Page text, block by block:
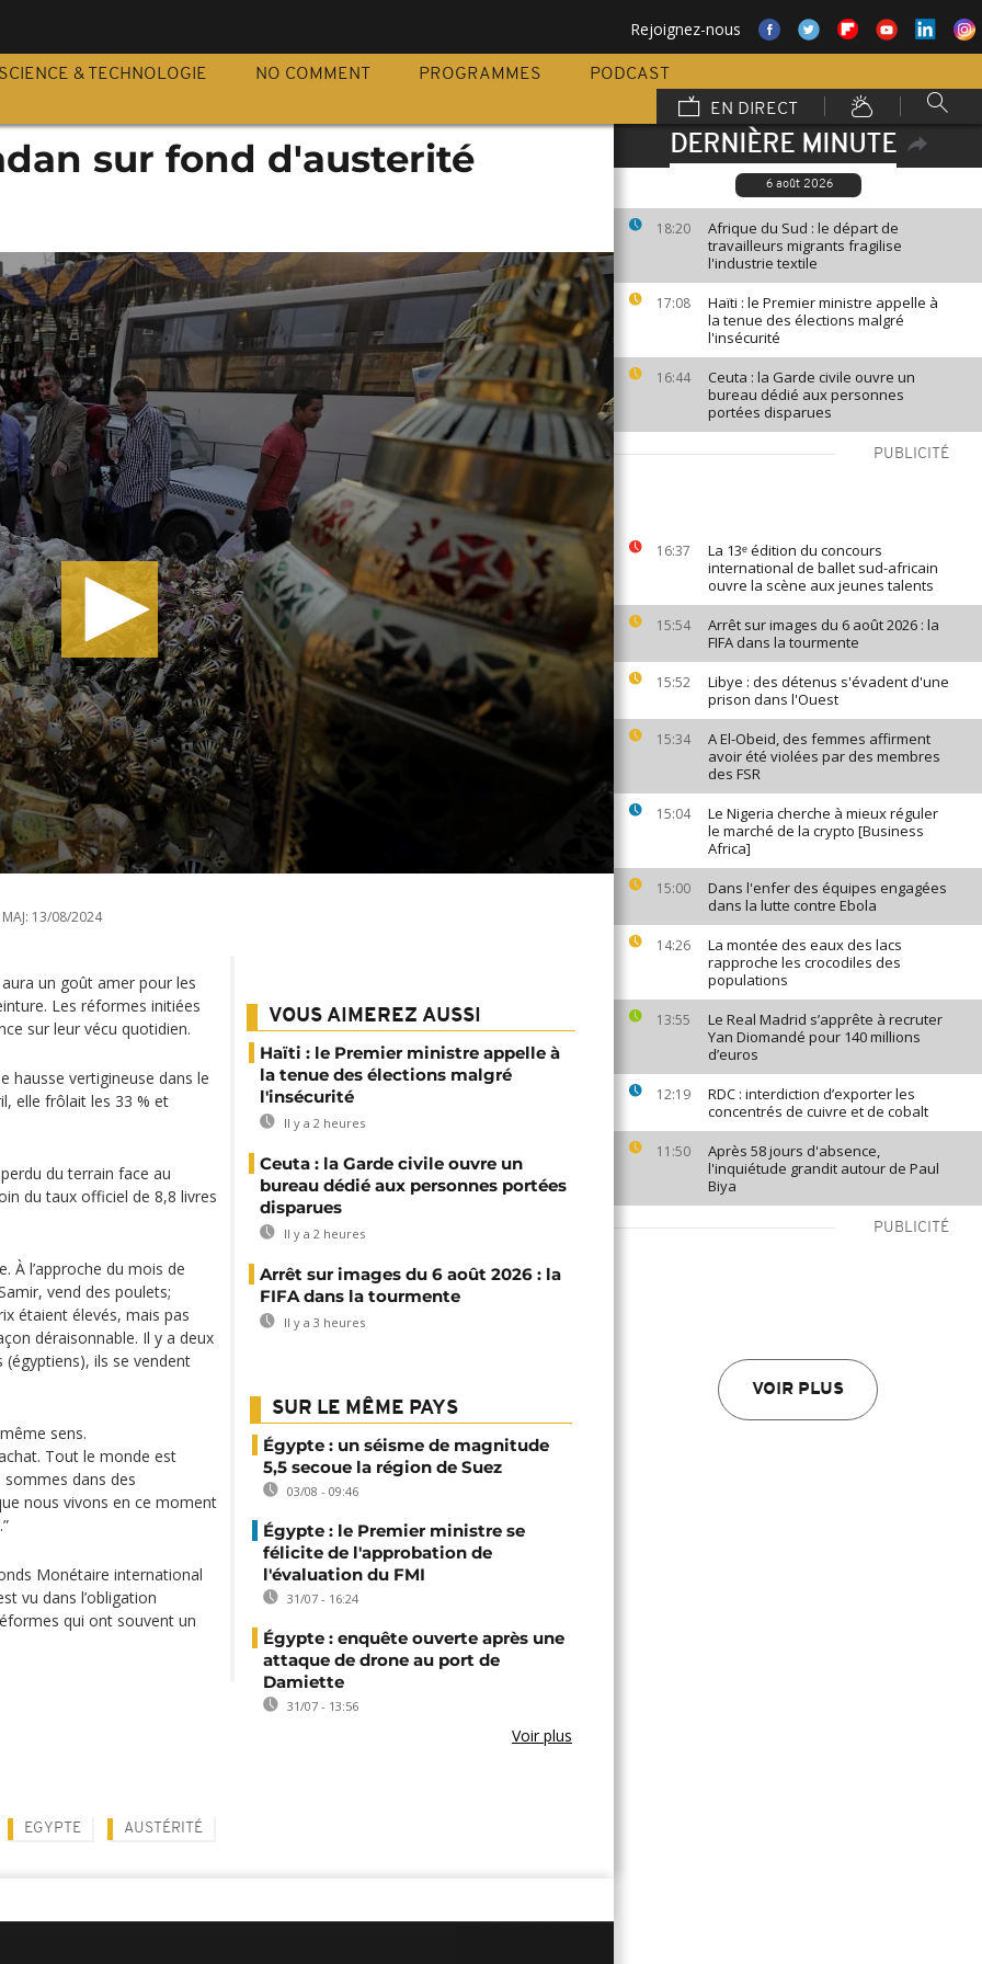
Rejoignez-nous
SCIENCE & TECHNOLOGIE NO COMMENT PROGRAMMES
PODCAST
EN DIRECT
DERNIÈRE MINUTE
6 août 2026
18:20
Afrique du Sud : le départ de
travailleurs migrants fragilise
l'industrie textile
17:08
Haïti : le Premier ministre appelle à
la tenue des élections malgré
l'insécurité
16:44
Ceuta : la Garde civile ouvre un
bureau dédié aux personnes
portées disparues
PUBLICITÉ
16:37
La 13ᵉ édition du concours
international de ballet sud-africain
ouvre la scène aux jeunes talents
15:54
Arrêt sur images du 6 août 2026 : la
FIFA dans la tourmente
15:52
Libye : des détenus s'évadent d'une
prison dans l'Ouest
15:34
A El-Obeid, des femmes affirment
avoir été violées par des membres
des FSR
15:04
Le Nigeria cherche à mieux réguler
le marché de la crypto [Business
Africa]
15:00
Dans l'enfer des équipes engagées
dans la lutte contre Ebola
14:26
La montée des eaux des lacs
rapproche les crocodiles des
populations
13:55
Le Real Madrid s’apprête à recruter
Yan Diomandé pour 140 millions
d’euros
12:19
RDC : interdiction d’exporter les
concentrés de cuivre et de cobalt
11:50
Après 58 jours d'absence,
l'inquiétude grandit autour de Paul
Biya
PUBLICITÉ
VOIR PLUS
sur fond d'austerité
13/08/2024
un goût amer pour les
Les réformes initiées
sur leur vécu quotidien.
hausse vertigineuse dans le
elle frôlait les 33 % et
du terrain face au
du taux officiel de 8,8 livres
À l’approche du mois de
vend des poulets;
étaient élevés, mais pas
déraisonnable. Il y a deux
ils se vendent
sens.
Tout le monde est
dans des
nous vivons en ce moment
Monétaire international
vu dans l’obligation
qui ont souvent un
VOUS AIMEREZ AUSSI
Haïti : le Premier ministre appelle à
la tenue des élections malgré
l'insécurité
Il y a 2 heures
Ceuta : la Garde civile ouvre un
bureau dédié aux personnes portées
disparues
Il y a 2 heures
Arrêt sur images du 6 août 2026 : la
FIFA dans la tourmente
Il y a 3 heures
SUR LE MÊME PAYS
Égypte : un séisme de magnitude
5,5 secoue la région de Suez
03/08 - 09:46
Égypte : le Premier ministre se
félicite de l'approbation de
l'évaluation du FMI
31/07 - 16:24
Égypte : enquête ouverte après une
attaque de drone au port de
Damiette
31/07 - 13:56
Voir plus
EGYPTE AUSTÉRITÉ